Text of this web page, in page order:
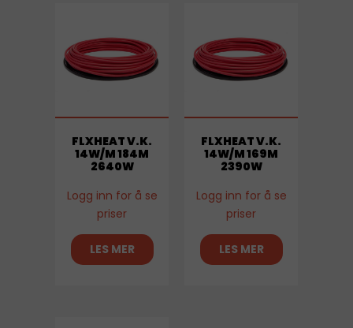
FLXHEAT V.K.
14W/M 184M
2640W
Logg inn for å se
priser
LES MER
FLXHEAT V.K.
14W/M 169M
2390W
Logg inn for å se
priser
LES MER